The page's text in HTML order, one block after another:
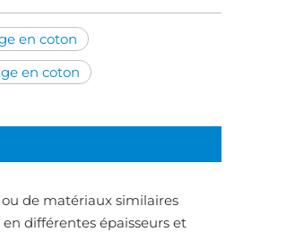
en coton
en coton
de matériaux similaires
différentes épaisseurs et